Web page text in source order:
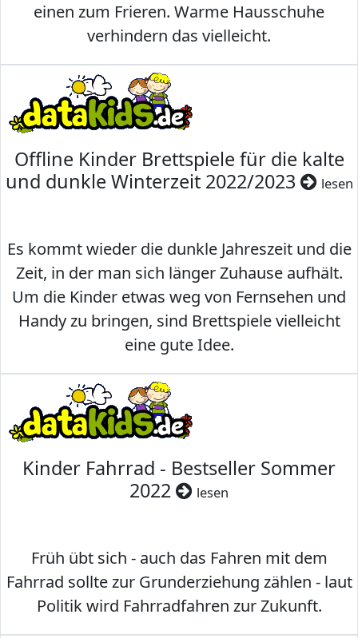
einen zum Frieren. Warme Hausschuhe
verhindern das vielleicht.
Offline Kinder Brettspiele für die kalte
und dunkle Winterzeit 2022/2023
lesen
Es kommt wieder die dunkle Jahreszeit und die
Zeit, in der man sich länger Zuhause aufhält.
Um die Kinder etwas weg von Fernsehen und
Handy zu bringen, sind Brettspiele vielleicht
eine gute Idee.
Kinder Fahrrad - Bestseller Sommer
2022
lesen
Früh übt sich - auch das Fahren mit dem
Fahrrad sollte zur Grunderziehung zählen - laut
Politik wird Fahrradfahren zur Zukunft.